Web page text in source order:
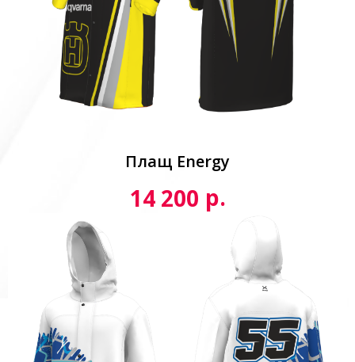
Плащ Energy
14 200 р.